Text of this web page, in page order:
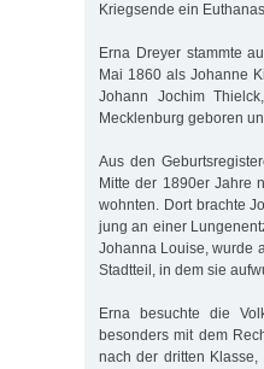
Kriegsende ein
Erna Dreyer stammte
Mai 1860 als Johanne
Johann Jochim
Mecklenburg geboren
Aus den
Mitte der 1890er Jahre
wohnten. Dort brachte
jung an einer
Johanna Louise, wurde
Stadtteil, in dem sie
Erna besuchte die
besonders mit dem
nach der dritten